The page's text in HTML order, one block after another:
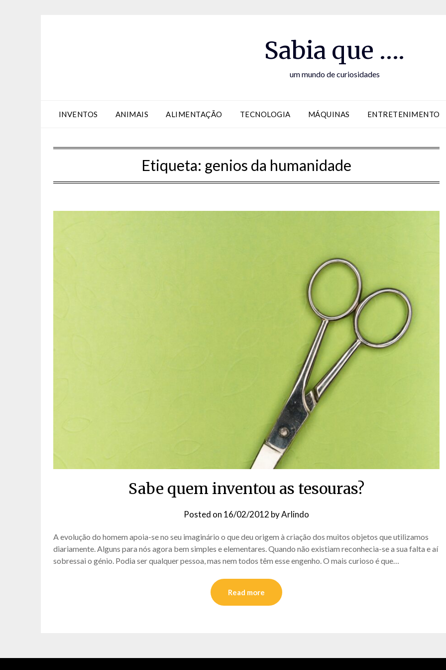
Sabia que ….
um mundo de curiosidades
INVENTOS ANIMAIS ALIMENTAÇÃO TECNOLOGIA MÁQUINAS ENTRETENIMENTO
Etiqueta: genios da humanidade
Sabe quem inventou as tesouras?
Posted on 16/02/2012 byArlindo
A evolução do homem apoia-se no seu imaginário o que deu origem à criação dos muitos objetos que utilizamos
diariamente. Alguns para nós agora bem simples e elementares. Quando não existiam reconhecia-se a sua falta e aí
sobressai o génio. Podia ser qualquer pessoa, mas nem todos têm esse engenho. O mais curioso é que…
Read more